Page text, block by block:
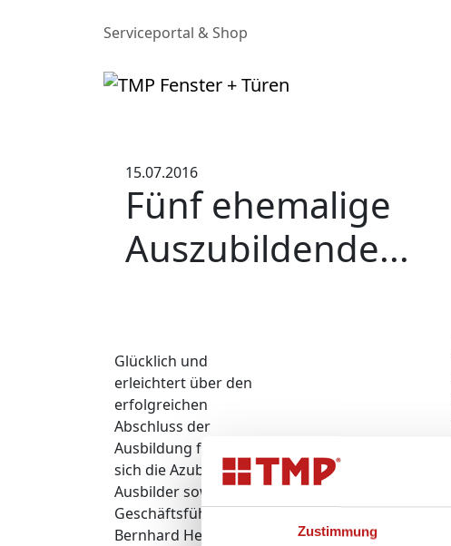
Zustimmung
Serviceportal & Shop
15.07.2016
Fünf ehemalige
Auszubildende...
Glücklich und
erleichtert über den
erfolgreichen
Abschluss der
Ausbildung freuen
sich die Azubis, die
Ausbilder sowie der
Geschäftsführer
Bernhard Helbing.